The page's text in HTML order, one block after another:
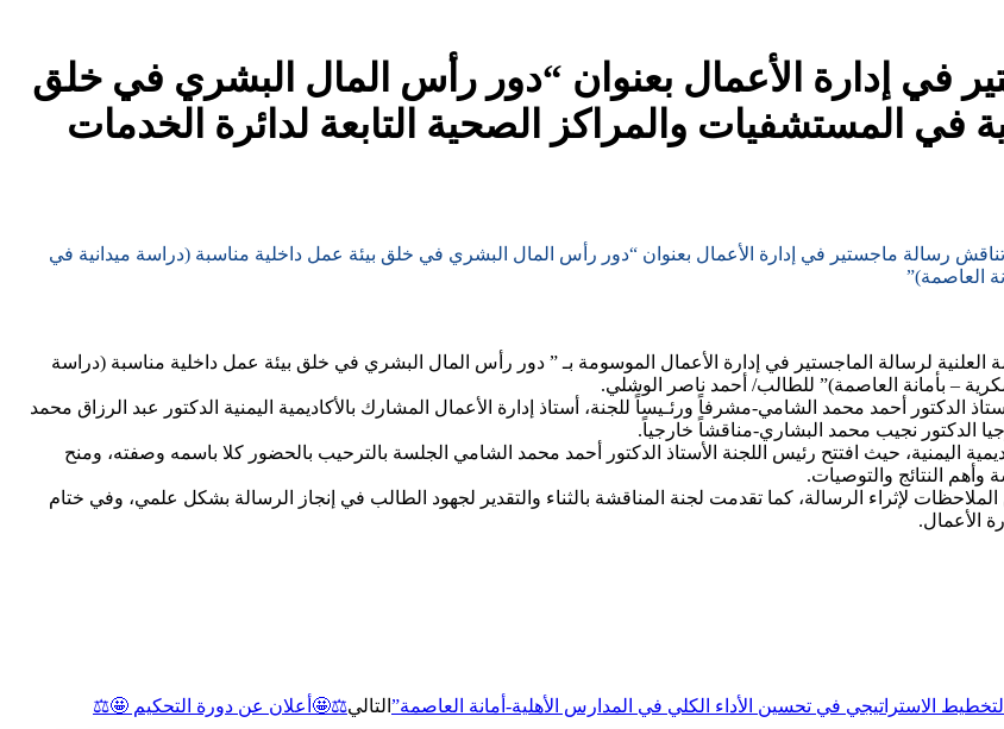
في إدارة الأعمال بعنوان “دور رأس المال البشري في خلق
في المستشفيات والمراكز الصحية التابعة لدائرة الخدمات
تناقش رسالة ماجستير في إدارة الأعمال بعنوان “دور رأس المال البشري في خلق بيئة عمل داخلية مناسبة (دراسة ميدانية في
العاصمة)”
اليمنية صباح يوم الخميس الموافق 24 نوفمبر 2022م المناقشة العلنية لرسالة الماجستير في إدارة الأعمال الموسومة بـ ” دور رأس المال البشري في خلق بيئة عمل داخلية مناسبة (دراسة
– بأمانة العاصمة)” للطالب/ أحمد ناصر الوشلي.
الدكتور أحمد محمد الشامي-مشرفاً ورئـيساً للجنة، أستاذ إدارة الأعمال المشارك بالأكاديمية اليمنية الدكتور عبد الرزاق محمد
الدكتور نجيب محمد البشاري-مناقشاً خارجياً.
اليمنية، حيث افتتح رئيس اللجنة الأستاذ الدكتور أحمد محمد الشامي الجلسة بالترحيب بالحضور كلا باسمه وصفته، ومنح
النتائج والتوصيات.
لإثراء الرسالة، كما تقدمت لجنة المناقشة بالثناء والتقدير لجهود الطالب في إنجاز الرسالة بشكل علمي، وفي ختام
الأعمال.
الاستراتيجي في تحسين الأداء الكلي في المدارس الأهلية-أمانة العاصمة” التالي⚖️🤩أعلان عن دورة التحكيم 🤩⚖️